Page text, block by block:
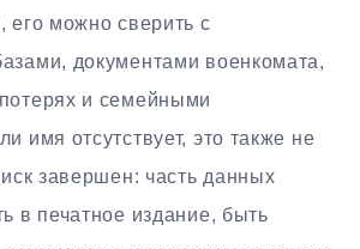
его можно сверить с
документами военкомата,
и семейными
имя отсутствует, это также не
завершен: часть данных
в печатное издание, быть